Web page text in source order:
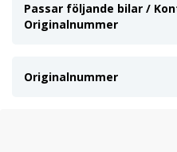
Passar följande bilar /
Originalnummer
Originalnummer